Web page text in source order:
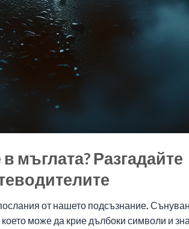
мъглата? Разгадайте
от нашето подсъзнание.
може да крие дълбоки символи и